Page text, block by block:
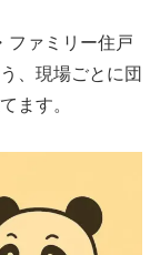
ファミリー住戸
、現場ごとに団
ます。